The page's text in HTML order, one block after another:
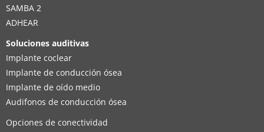
SAMBA 2
ADHEAR
Soluciones auditivas
Implante coclear
Implante de conducción ósea
Implante de oído medio
Audifonos de conducción ósea
Opciones de conectividad